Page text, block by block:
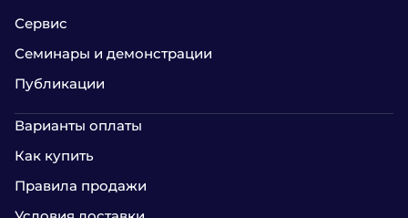
Сервис
Семинары и демонстрации
Публикации
Варианты оплаты
Как купить
Правила продажи